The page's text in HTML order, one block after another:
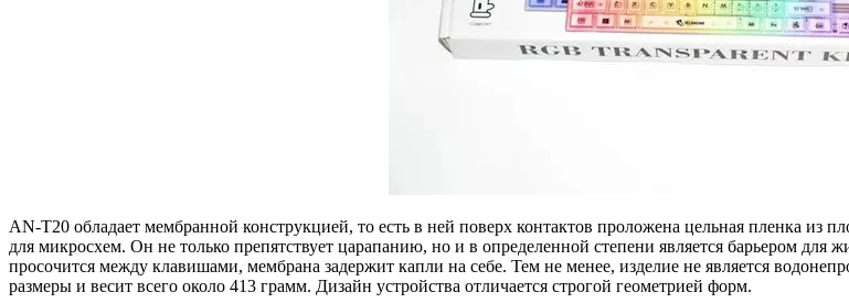
AN-T20 обладает мембранной конструкцией, то есть в ней поверх контактов проложена цельная пленка из
для микросхем. Он не только препятствует царапанию, но и в определенной степени является барьером для
просочится между клавишами, мембрана задержит капли на себе. Тем не менее, изделие не является
размеры и весит всего около 413 грамм. Дизайн устройства отличается строгой геометрией форм.